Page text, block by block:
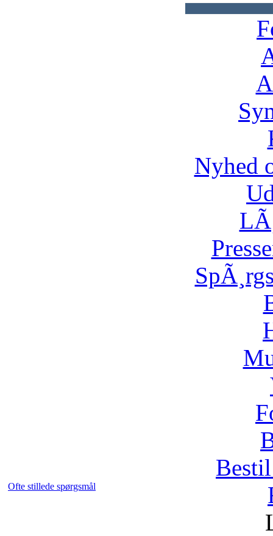
Nyhed
Ofte stillede spørgsmål